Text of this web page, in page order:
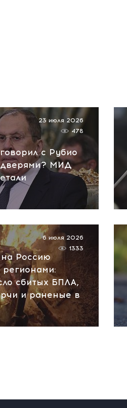
с Рубио
дверями? МИД
23 июля 2026
478
Россию
сбитых БПЛА,
и раненые в
6 июля 2026
1333